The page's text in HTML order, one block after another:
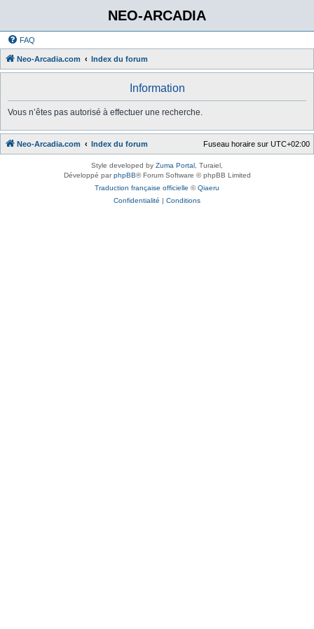
NEO-ARCADIA
FAQ
Neo-Arcadia.com Index du forum
Information
Vous n’êtes pas autorisé à effectuer une recherche.
Neo-Arcadia.com Index du forum Fuseau horaire sur UTC+02:00
Style developed by Zuma Portal , Turaiel,
Développé parphpBB® Forum Software © phpBB Limited
Traduction française officielle ©Qiaeru
Confidentialité | Conditions